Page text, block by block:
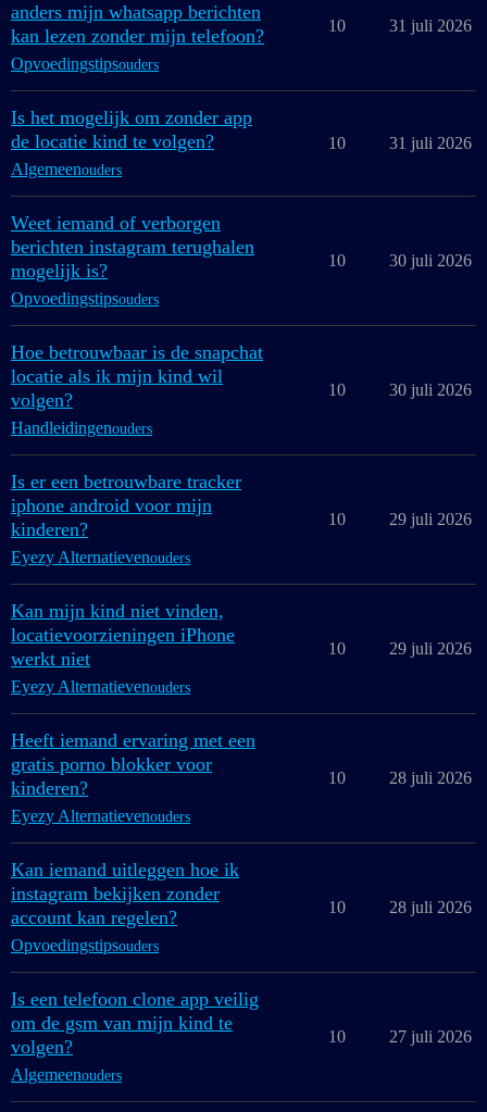
anders mijn whatsapp berichten
kan lezen zonder mijn telefoon?
Opvoedingstipsouders
10 31 juli 2026
Is het mogelijk om zonder app
de locatie kind te volgen?
Algemeenouders
10 31 juli 2026
Weet iemand of verborgen
berichten instagram terughalen
mogelijk is?
Opvoedingstipsouders
10 30 juli 2026
Hoe betrouwbaar is de snapchat
locatie als ik mijn kind wil
volgen?
Handleidingenouders
10 30 juli 2026
Is er een betrouwbare tracker
iphone android voor mijn
kinderen?
Eyezy Alternatievenouders
10 29 juli 2026
Kan mijn kind niet vinden,
locatievoorzieningen iPhone
werkt niet
Eyezy Alternatievenouders
10 29 juli 2026
Heeft iemand ervaring met een
gratis porno blokker voor
kinderen?
Eyezy Alternatievenouders
10 28 juli 2026
Kan iemand uitleggen hoe ik
instagram bekijken zonder
account kan regelen?
Opvoedingstipsouders
10 28 juli 2026
Is een telefoon clone app veilig
om de gsm van mijn kind te
volgen?
Algemeenouders
10 27 juli 2026